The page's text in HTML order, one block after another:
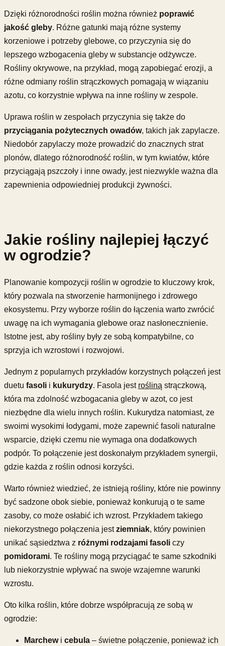
Dzięki różnorodności roślin można również poprawić
jakość gleby. Różne gatunki mają różne systemy
korzeniowe i potrzeby glebowe, co przyczynia się do
lepszego wzbogacenia gleby w substancje odżywcze.
Rośliny okrywowe, na przykład, mogą zapobiegać erozji, a
różne odmiany roślin strączkowych pomagają w wiązaniu
azotu, co korzystnie wpływa na inne rośliny w zespole.
Uprawa roślin w zespołach przyczynia się także do
przyciągania pożytecznych owadów, takich jak zapylacze.
Niedobór zapylaczy może prowadzić do znacznych strat
plonów, dlatego różnorodność roślin, w tym kwiatów, które
przyciągają pszczoły i inne owady, jest niezwykle ważna dla
zapewnienia odpowiedniej produkcji żywności.
Jakie rośliny najlepiej łączyć
w ogrodzie?
Planowanie kompozycji roślin w ogrodzie to kluczowy krok,
który pozwala na stworzenie harmonijnego i zdrowego
ekosystemu. Przy wyborze roślin do łączenia warto zwrócić
uwagę na ich wymagania glebowe oraz nasłonecznienie.
Istotne jest, aby rośliny były ze sobą kompatybilne, co
sprzyja ich wzrostowi i rozwojowi.
Jednym z popularnych przykładów korzystnych połączeń jest
duetu fasoli i kukurydzy. Fasola jest rośliną strączkową,
która ma zdolność wzbogacania gleby w azot, co jest
niezbędne dla wielu innych roślin. Kukurydza natomiast, ze
swoimi wysokimi łodygami, może zapewnić fasoli naturalne
wsparcie, dzięki czemu nie wymaga ona dodatkowych
podpór. To połączenie jest doskonałym przykładem synergii,
gdzie każda z roślin odnosi korzyści.
Warto również wiedzieć, że istnieją rośliny, które nie powinny
być sadzone obok siebie, ponieważ konkurują o te same
zasoby, co może osłabić ich wzrost. Przykładem takiego
niekorzystnego połączenia jestziemniak, który powinien
unikać sąsiedztwa z różnymi rodzajami fasoli czy
pomidorami. Te rośliny mogą przyciągać te same szkodniki
lub niekorzystnie wpływać na swoje wzajemne warunki
wzrostu.
Oto kilka roślin, które dobrze współpracują ze sobą w
ogrodzie:
Marchewi cebula – świetne połączenie, ponieważ ich